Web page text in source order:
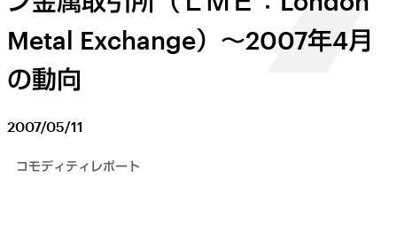
Metal Exchange）～2007年4月
の動向
2007/05/11
コモディティレポート